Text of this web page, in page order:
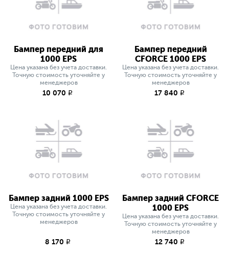
Бампер передний для
1000 EPS
Цена указана без учета доставки.
Точную стоимость уточняйте у
менеджеров
10 070 q
Бампер передний
СFORCE 1000 EPS
Цена указана без учета доставки.
Точную стоимость уточняйте у
менеджеров
17 840 q
Бампер задний 1000 EPS
Цена указана без учета доставки.
Точную стоимость уточняйте у
менеджеров
8 170 q
Бампер задний СFORCE
1000 EPS
Цена указана без учета доставки.
Точную стоимость уточняйте у
менеджеров
12 740 q